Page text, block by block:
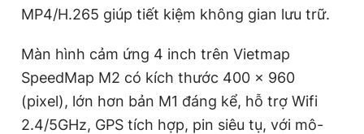
Đọc Thanh Niên trên điện thoại
MP4/H.265 giúp tiết kiệm không gian lưu trữ.
Màn hình cảm ứng 4 inch trên Vietmap
SpeedMap M2 có kích thước 400 x 960
(pixel), lớn hơn bản M1 đáng kể, hỗ trợ Wifi
2.4/5GHz, GPS tích hợp, pin siêu tụ, với mô-